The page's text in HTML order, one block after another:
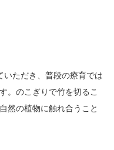
ただき、普段の療育では
。のこぎりで竹を切るこ
然の植物に触れ合うこと